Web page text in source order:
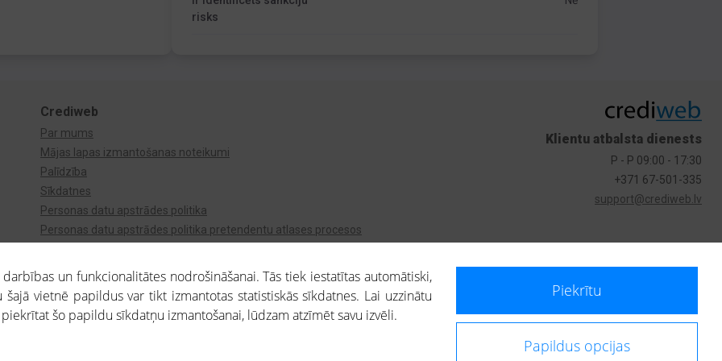
risks
Crediweb
Par mums
Mājas lapas izmantošanas noteikumi
Palīdzība
Sīkdatnes
Personas datu apstrādes politika
Personas datu apstrādes politika pretendentu atlases procesos
Klientu atbalsta dienests
P - P 09:00 - 17:30
+371 67-501-335
support@crediweb.lv
ietvaros saņemtajai informācijai ir uzziņas raksturs, un tai nav juridiska spēka. Portāla lietotājs, izmantojot portālā saņemto informāciju, ir atbildīgs par fizisko
un funkcionalitātes nodrošināšanai. Tās tiek iestatītas automātiski,
vietnē papildus var tikt izmantotas statistiskās sīkdatnes. Lai uzzinātu
piekrītat šo papildu sīkdatņu izmantošanai, lūdzam atzīmēt savu izvēli.
Piekrītu
Papildus opcijas